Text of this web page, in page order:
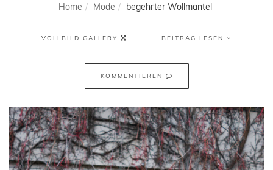
Home Mode begehrter Wollmantel
VOLLBILD GALLERY BEITRAG LESEN
KOMMENTIEREN